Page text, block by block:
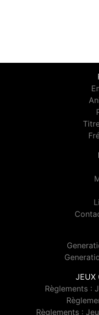
JEUX
Règlements :
Règlements :